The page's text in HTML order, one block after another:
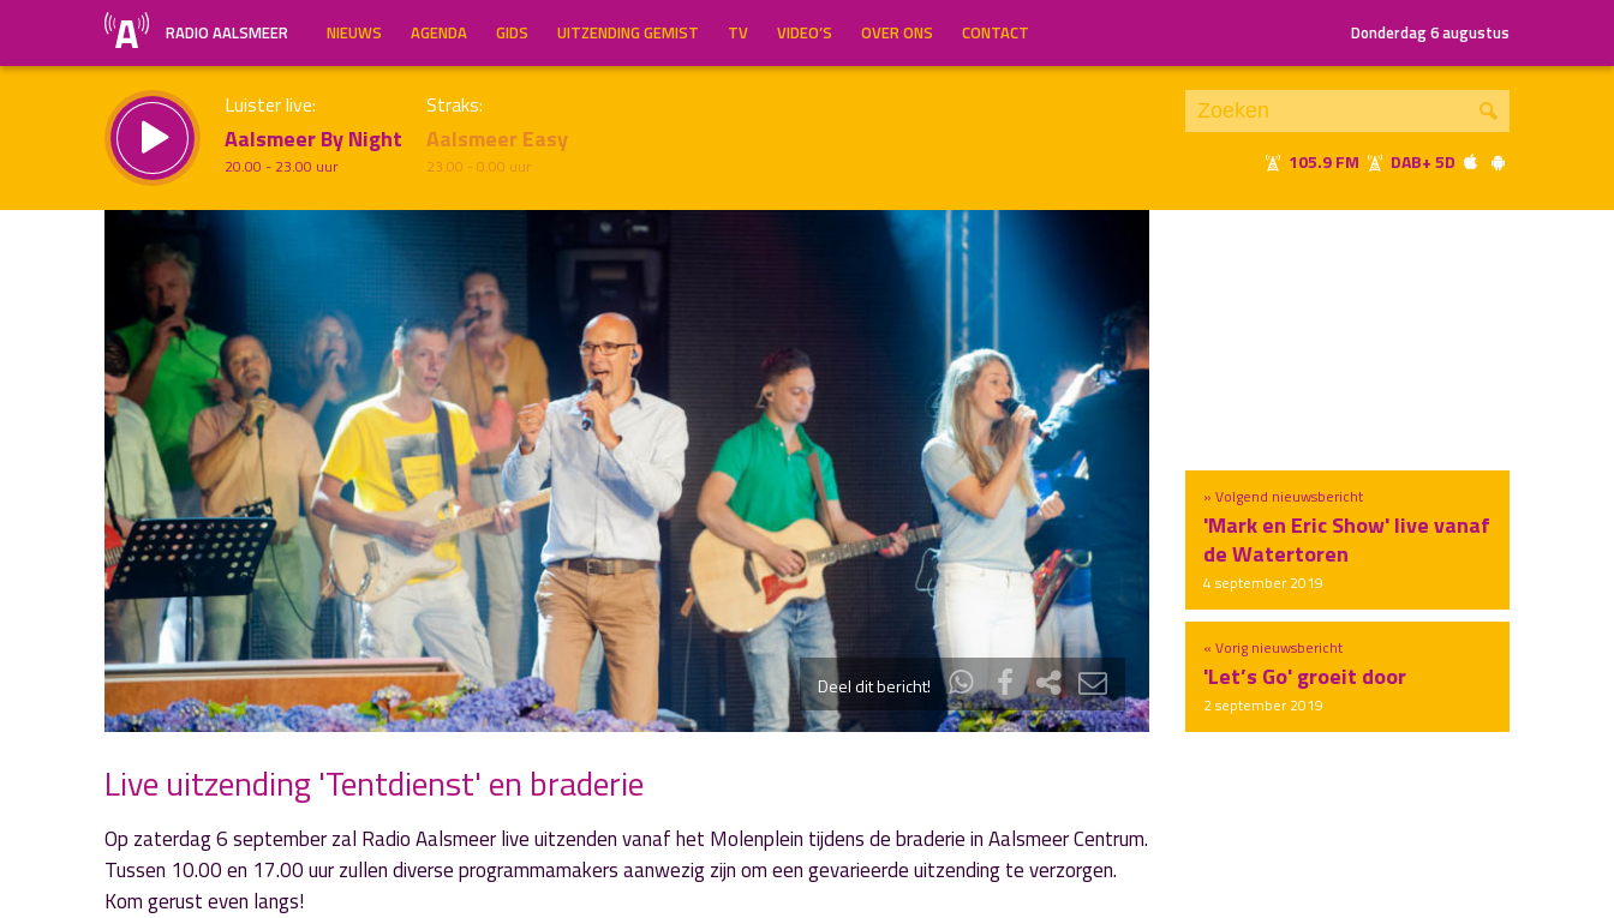
RADIO AALSMEER NIEUWS AGENDA GIDS UITZENDING GEMIST TV VIDEO’S OVER ONS CONTACT Donderdag 6 augustus
Luister live:
Aalsmeer By Night
20.00 - 23.00 uur
Straks:
Aalsmeer Easy
23.00 - 0.00 uur 105.9 FM DAB+ 5D
Inklappen
Deel dit bericht!
« Vorig nieuwsbericht
'Let’s Go' groeit door
2 september 2019
» Volgend nieuwsbericht
'Mark en Eric Show' live vanaf
de Watertoren
4 september 2019
Live uitzending 'Tentdienst' en braderie
Op zaterdag 6 september zal Radio Aalsmeer live uitzenden vanaf het Molenplein tijdens de braderie in Aalsmeer Centrum.
Tussen 10.00 en 17.00 uur zullen diverse programmamakers aanwezig zijn om een gevarieerde uitzending te verzorgen.
Kom gerust even langs!